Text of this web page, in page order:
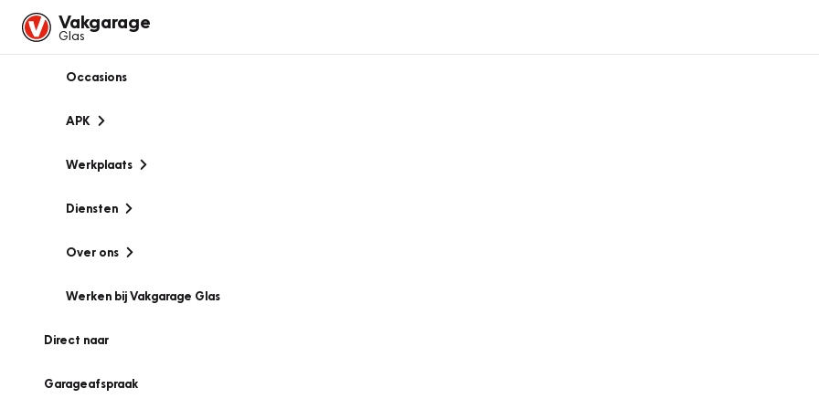
Vakgarage
Glas
Occasions
APK
Werkplaats
Diensten
Over ons
Werken bij Vakgarage Glas
Direct naar
Garageafspraak